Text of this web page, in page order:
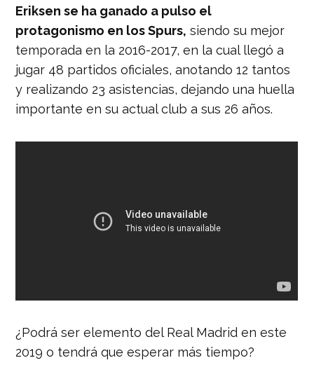
Eriksen se ha ganado a pulso el
protagonismo en los Spurs, siendo su mejor
temporada en la 2016-2017, en la cual llegó a
jugar 48 partidos oficiales, anotando 12 tantos
y realizando 23 asistencias, dejando una huella
importante en su actual club a sus 26 años.
¿Podrá ser elemento del Real Madrid en este
2019 o tendrá que esperar más tiempo?